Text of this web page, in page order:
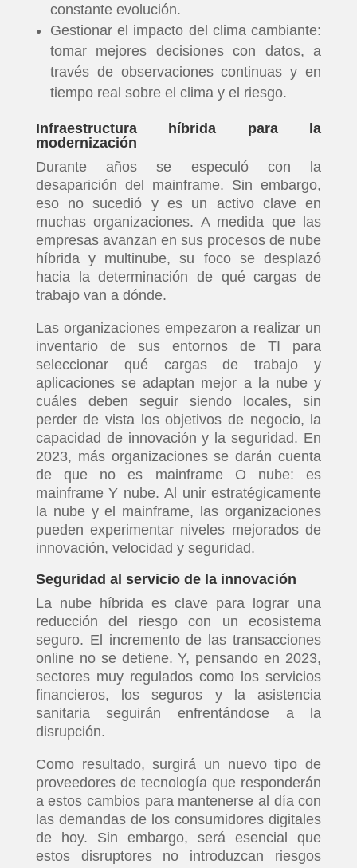
constante evolución.
Gestionar el impacto del clima cambiante:
tomar mejores decisiones con datos, a
través de observaciones continuas y en
tiempo real sobre el clima y el riesgo.
Infraestructura híbrida para la
modernización
Durante años se especuló con la
desaparición del mainframe. Sin embargo,
eso no sucedió y es un activo clave en
muchas organizaciones. A medida que las
empresas avanzan en sus procesos de nube
híbrida y multinube, su foco se desplazó
hacia la determinación de qué cargas de
trabajo van a dónde.
Las organizaciones empezaron a realizar un
inventario de sus entornos de TI para
seleccionar qué cargas de trabajo y
aplicaciones se adaptan mejor a la nube y
cuáles deben seguir siendo locales, sin
perder de vista los objetivos de negocio, la
capacidad de innovación y la seguridad. En
2023, más organizaciones se darán cuenta
de que no es mainframe O nube: es
mainframe Y nube. Al unir estratégicamente
la nube y el mainframe, las organizaciones
pueden experimentar niveles mejorados de
innovación, velocidad y seguridad.
Seguridad al servicio de la innovación
La nube híbrida es clave para lograr una
reducción del riesgo con un ecosistema
seguro. El incremento de las transacciones
online no se detiene. Y, pensando en 2023,
sectores muy regulados como los servicios
financieros, los seguros y la asistencia
sanitaria seguirán enfrentándose a la
disrupción.
Como resultado, surgirá un nuevo tipo de
proveedores de tecnología que responderán
a estos cambios para mantenerse al día con
las demandas de los consumidores digitales
de hoy. Sin embargo, será esencial que
estos disruptores no introduzcan riesgos